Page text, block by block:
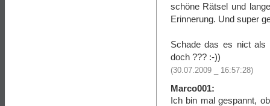
schöne Rätsel und
Erinnerung. Und super
Schade das es nict als
doch ??? :-))
(30.07.2009 _ 16:57:28)
Marco001:
Ich bin mal gespannt,